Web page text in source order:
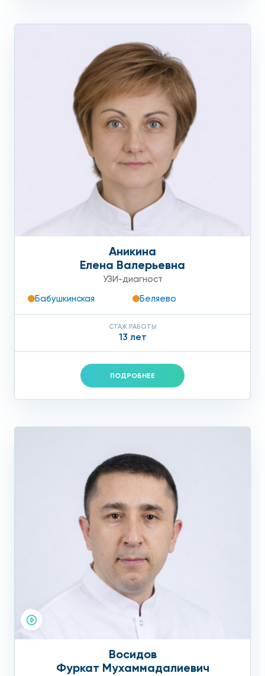
Аникина
Елена Валерьевна
УЗИ-диагност
Бабушкинская
Беляево
СТАЖ РАБОТЫ
13 лет
ПОДРОБНЕЕ
Восидов
Фуркат Мухаммадалиевич